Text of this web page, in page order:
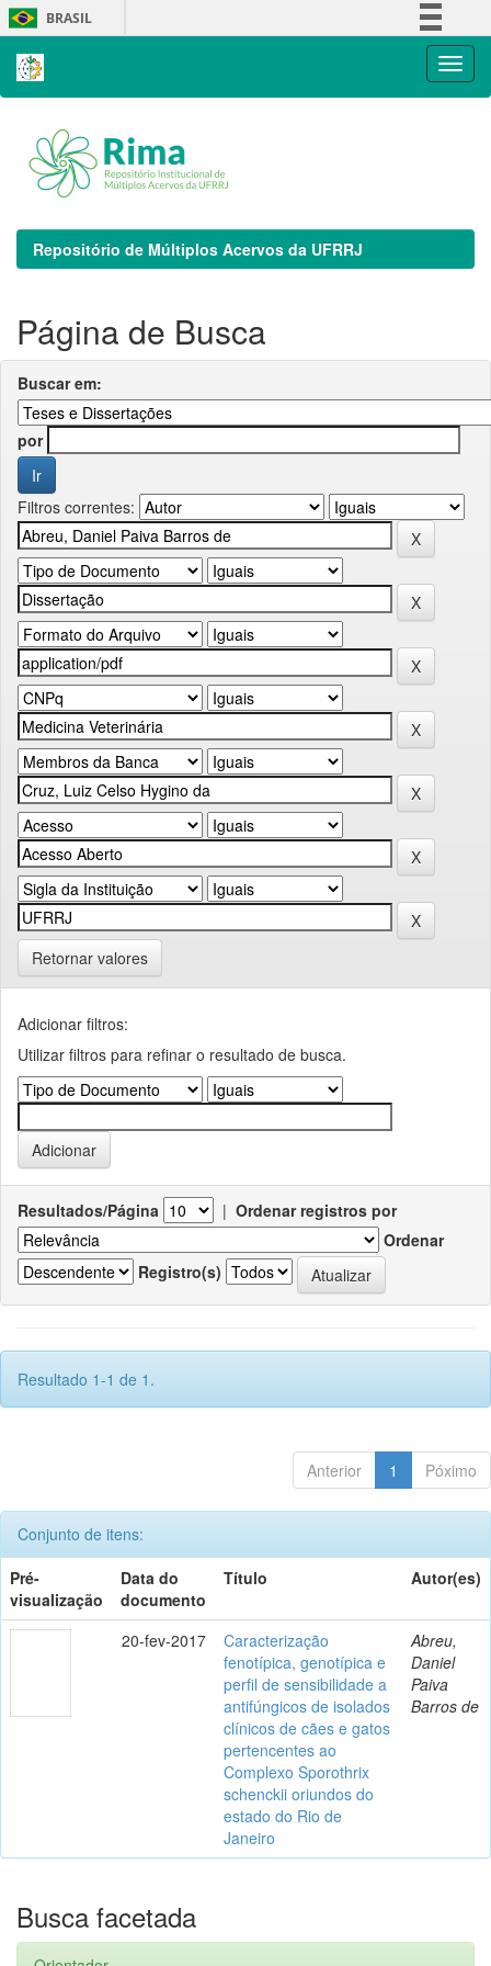
Skip
navigation
BRASIL
Repositório de Múltiplos Acervos da UFRRJ
Página de Busca
Buscar em:
por
Filtros correntes:
Retornar valores
Adicionar filtros:
Utilizar filtros para refinar o resultado de busca.
Resultados/Página | Ordenar registros por
Ordenar
Registro(s)
Resultado 1-1 de 1.
Anterior 1 Póximo
Conjunto de itens:
Pré-
visualização
Data do
documento
Título Autor(es)
20-fev-2017
Caracterização
fenotípica, genotípica e
perfil de sensibilidade a
antifúngicos de isolados
clínicos de cães e gatos
pertencentes ao
Complexo Sporothrix
schenckii oriundos do
estado do Rio de
Janeiro
Abreu,
Daniel
Paiva
Barros de
Busca facetada